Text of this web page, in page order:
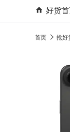
好货
首页 抢好